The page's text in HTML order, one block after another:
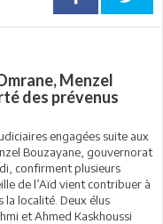
Menzel
des prévenus
engagées suite aux
Bouzayane, gouvernorat
confirment plusieurs
de l’Aïd vient contribuer à
localité. Deux élus
et Ahmed Kaskhoussi